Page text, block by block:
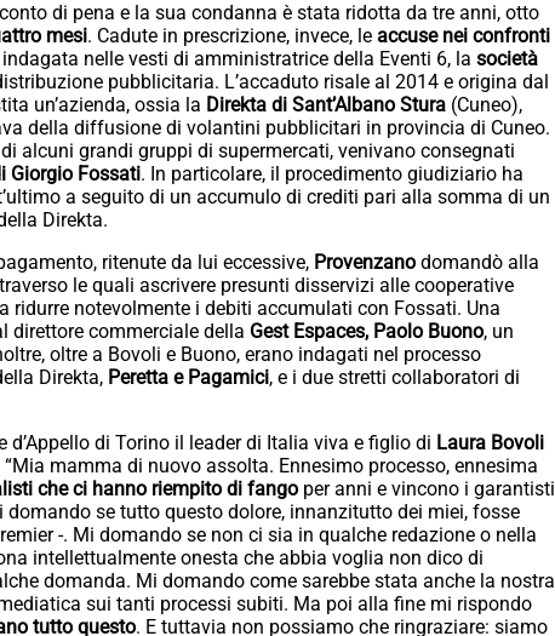
di pena e la sua condanna è stata ridotta da tre anni, otto
mesi. Cadute in prescrizione, invece, le accuse nei confronti
nelle vesti di amministratrice della Eventi 6, la società
pubblicitaria. L’accaduto risale al 2014 e origina dal
un’azienda, ossia la Direkta di Sant’Albano Stura (Cuneo),
della diffusione di volantini pubblicitari in provincia di Cuneo.
alcuni grandi gruppi di supermercati, venivano consegnati
Giorgio Fossati. In particolare, il procedimento giudiziario ha
a seguito di un accumulo di crediti pari alla somma di un
Direkta.
ritenute da lui eccessive, Provenzano domandò alla
le quali ascrivere presunti disservizi alle cooperative
ridurre notevolmente i debiti accumulati con Fossati. Una
direttore commerciale della Gest Espaces, Paolo Buono, un
oltre a Bovoli e Buono, erano indagati nel processo
Direkta, Peretta e Pagamici, e i due stretti collaboratori di
di Torino il leader di Italia viva e figlio di Laura Bovoli
mamma di nuovo assolta. Ennesimo processo, ennesima
che ci hanno riempito di fango per anni e vincono i garantisti
domando se tutto questo dolore, innanzitutto dei miei, fosse
-. Mi domando se non ci sia in qualche redazione o nella
intellettualmente onesta che abbia voglia non dico di
domanda. Mi domando come sarebbe stata anche la nostra
sui tanti processi subiti. Ma poi alla fine mi rispondo
tutto questo. E tuttavia non possiamo che ringraziare: siamo